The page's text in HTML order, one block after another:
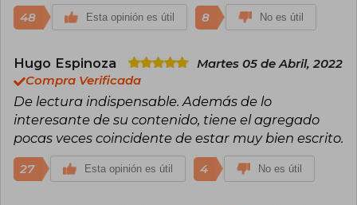
48 Esta opinión es útil 8 No es útil
Hugo Espinoza
Martes 05 de Abril, 2022
Compra Verificada
De lectura indispensable. Además de lo
interesante de su contenido, tiene el agregado
pocas veces coincidente de estar muy bien escrito.
27 Esta opinión es útil 4 No es útil